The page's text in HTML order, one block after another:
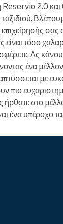
Reservio 2.0 και
επιχείρησής
είναι τόσο
Ας
ένα
με
πιο
στο
ένα υπέροχο